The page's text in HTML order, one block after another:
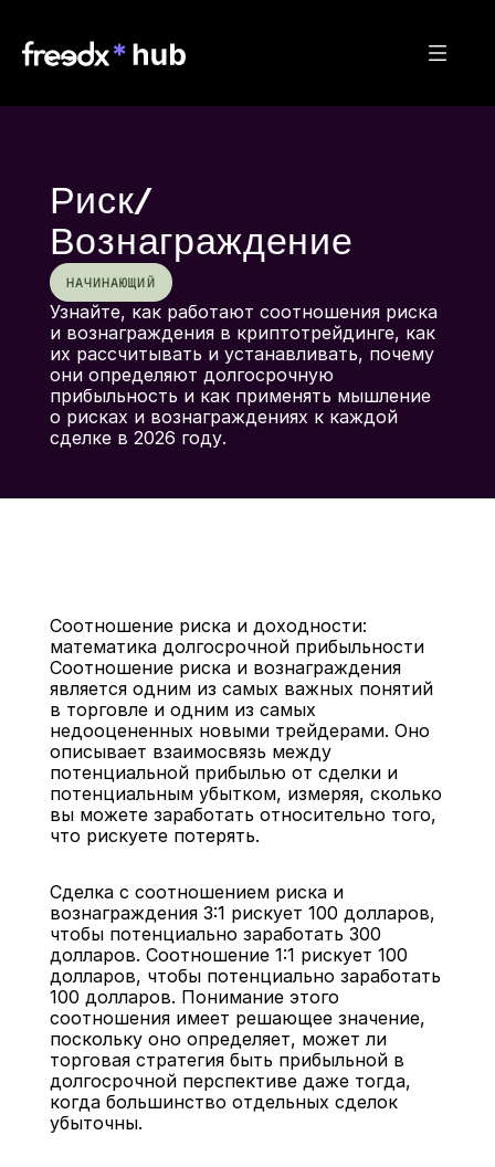
Риск/
Вознаграждение
НАЧИНАЮЩИЙ
Узнайте, как работают соотношения риска
и вознаграждения в криптотрейдинге, как
их рассчитывать и устанавливать, почему
они определяют долгосрочную
прибыльность и как применять мышление
о рисках и вознаграждениях к каждой
сделке в 2026 году.
Назад
Соотношение риска и доходности:
математика долгосрочной прибыльности
Соотношение риска и вознаграждения
является одним из самых важных понятий
в торговле и одним из самых
недооцененных новыми трейдерами. Оно
описывает взаимосвязь между
потенциальной прибылью от сделки и
потенциальным убытком, измеряя, сколько
вы можете заработать относительно того,
что рискуете потерять.
Сделка с соотношением риска и
вознаграждения 3:1 рискует 100 долларов,
чтобы потенциально заработать 300
долларов. Соотношение 1:1 рискует 100
долларов, чтобы потенциально заработать
100 долларов. Понимание этого
соотношения имеет решающее значение,
поскольку оно определяет, может ли
торговая стратегия быть прибыльной в
долгосрочной перспективе даже тогда,
когда большинство отдельных сделок
убыточны.